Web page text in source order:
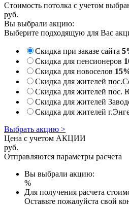
Стоимость потолка с учетом
руб.
Вы выбрали акцию:
Выберите подходящую для Вас
Скидка при заказе сайта
Скидка для пенсионеров
Скидка для новоселов
Скидка для жителей
Скидка для жителей пос.
Скидка для жителей
Скидка для жителей
Выбрать акцию >
Цена с учетом АКЦИИ
руб.
Отправляются параметры расчета
Вы выбрали акцию:
%
Для получения расчета
Оставьте пожалуйста свой